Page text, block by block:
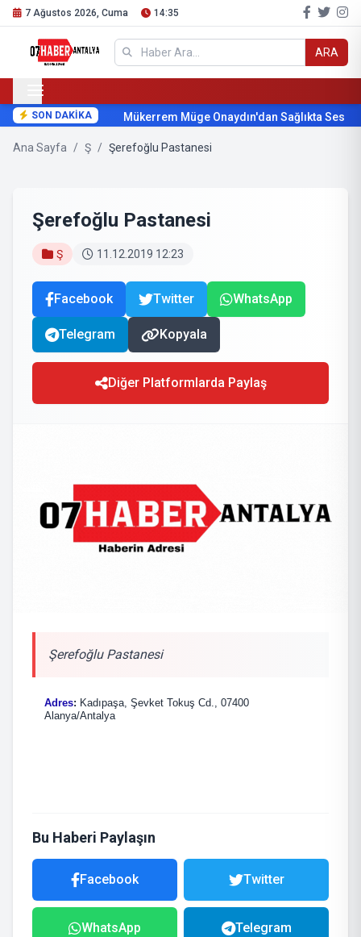
7 Ağustos 2026, Cuma 14:35
ARA
SON DAKİKA Mükerrem Müge Onaydın'dan Sağlıkta Ses
Ana Sayfa / Ş / Şerefoğlu Pastanesi
Şerefoğlu Pastanesi
Ş 11.12.2019 12:23
Facebook Twitter WhatsApp
Telegram Kopyala
Diğer Platformlarda Paylaş
Şerefoğlu Pastanesi
Adres: Kadıpaşa, Şevket Tokuş Cd., 07400
Alanya/Antalya
Bu Haberi Paylaşın
Facebook Twitter
WhatsApp Telegram